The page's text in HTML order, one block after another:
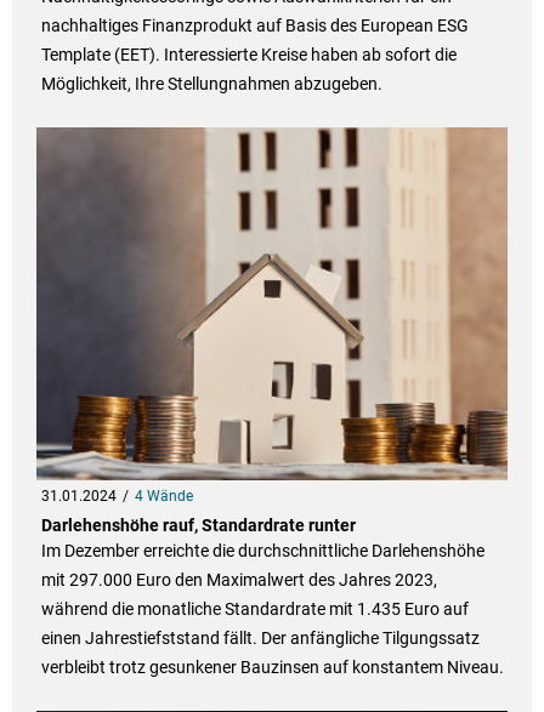
nachhaltiges Finanzprodukt auf Basis des European ESG
Template (EET). Interessierte Kreise haben ab sofort die
Möglichkeit, Ihre Stellungnahmen abzugeben.
31.01.2024 4 Wände
Darlehenshöhe rauf, Standardrate runter
Im Dezember erreichte die durchschnittliche Darlehenshöhe
mit 297.000 Euro den Maximalwert des Jahres 2023,
während die monatliche Standardrate mit 1.435 Euro auf
einen Jahrestiefststand fällt. Der anfängliche Tilgungssatz
verbleibt trotz gesunkener Bauzinsen auf konstantem Niveau.